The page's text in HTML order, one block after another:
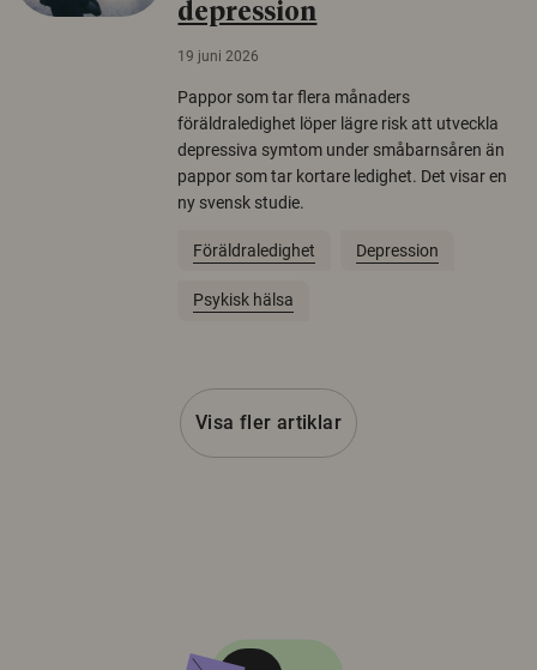
depression
19 juni 2026
Pappor som tar flera månaders
föräldraledighet löper lägre risk att utveckla
depressiva symtom under småbarnsåren än
pappor som tar kortare ledighet. Det visar en
ny svensk studie.
Föräldraledighet Depression
Psykisk hälsa
Visa fler artiklar